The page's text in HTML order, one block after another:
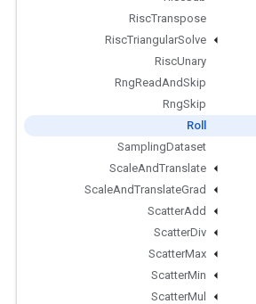
RiscTranspose
RiscTriangularSolve
RiscUnary
RngReadAndSkip
RngSkip
Roll
SamplingDataset
ScaleAndTranslate
ScaleAndTranslateGrad
ScatterAdd
ScatterDiv
ScatterMax
ScatterMin
ScatterMul